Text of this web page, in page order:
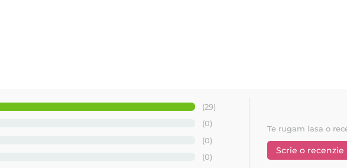
(29)
(0)
(0)
(0)
Te rugam lasa o
Scrie o recenzie